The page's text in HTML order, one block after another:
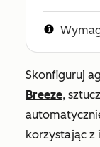
Skonfiguruj
Breeze,
korzystając z